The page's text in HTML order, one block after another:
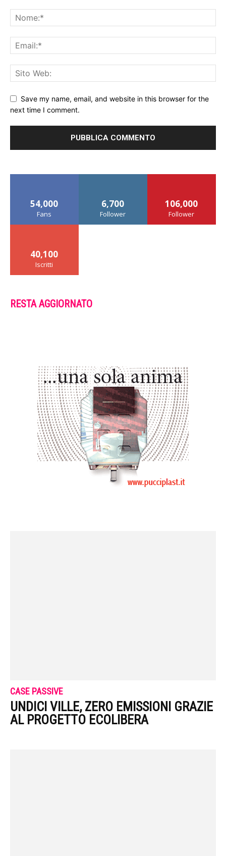
Save my name, email, and website in this browser for the
next time I comment.
54,000
Fans
6,700
Follower
106,000
Follower
40,100
Iscritti
RESTA AGGIORNATO
CASE PASSIVE
UNDICI VILLE, ZERO EMISSIONI GRAZIE
AL PROGETTO ECOLIBERA